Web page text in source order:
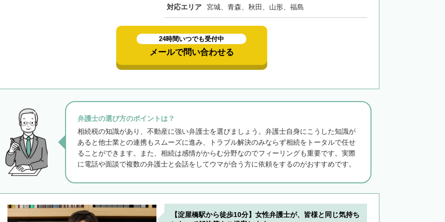
対応エリア 宮城、青森、秋田、山形、福島
24時間いつでも受付中
メールで問い合わせる
弁護士の選び方のポイントは？
相続税の知識があり、不動産に強い弁護士を選びましょう。弁護士自身にこうした知識が
あると他士業との連携もスムーズに進み、トラブル解決のみならず相続をトータルで任せ
ることができます。また、相続は感情がからむ分野なのでフィーリングも重要です。実際
に電話や面談で複数の弁護士と会話をしてウマが合う方に依頼をするのがおすすめです。
【淀屋橋駅から徒歩10分】女性弁護士が、皆様と同じ気持ち